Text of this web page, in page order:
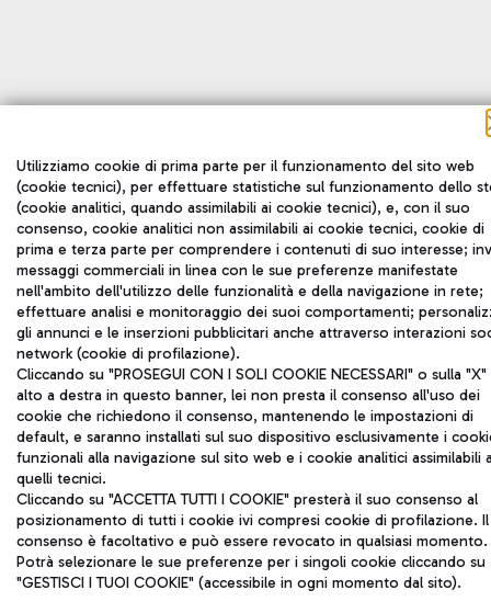
Utilizziamo cookie di prima parte per il funzionamento del sito web
(cookie tecnici), per effettuare statistiche sul funzionamento dello
(cookie analitici, quando assimilabili ai cookie tecnici), e, con il suo
consenso, cookie analitici non assimilabili ai cookie tecnici, cookie di
prima e terza parte per comprendere i contenuti di suo interesse;
messaggi commerciali in linea con le sue preferenze manifestate
nell'ambito dell'utilizzo delle funzionalità e della navigazione in rete;
effettuare analisi e monitoraggio dei suoi comportamenti;
gli annunci e le inserzioni pubblicitari anche attraverso interazioni
network (cookie di profilazione).
Cliccando su "PROSEGUI CON I SOLI COOKIE NECESSARI" o sulla "X"
alto a destra in questo banner, lei non presta il consenso all'uso dei
cookie che richiedono il consenso, mantenendo le impostazioni di
default, e saranno installati sul suo dispositivo esclusivamente i
funzionali alla navigazione sul sito web e i cookie analitici assimilabili
quelli tecnici.
Cliccando su "ACCETTA TUTTI I COOKIE" presterà il suo consenso al
posizionamento di tutti i cookie ivi compresi cookie di profilazione. Il
consenso è facoltativo e può essere revocato in qualsiasi momento.
Potrà selezionare le sue preferenze per i singoli cookie cliccando su
"GESTISCI I TUOI COOKIE" (accessibile in ogni momento dal sito).